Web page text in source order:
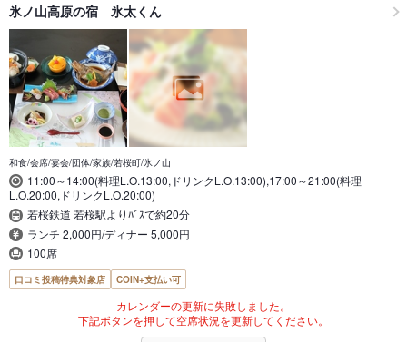
氷ノ山高原の宿 氷太くん
和食/会席/宴会/団体/家族/若桜町/氷ノ山
11:00～14:00(料理L.O.13:00,ドリンクL.O.13:00),17:00～21:00(料理
L.O.20:00,ドリンクL.O.20:00)
若桜鉄道 若桜駅よりﾊﾞｽで約20分
ランチ 2,000円/ディナー 5,000円
100席
口コミ投稿特典対象店 COIN+支払い可
カレンダーの更新に失敗しました。
下記ボタンを押して空席状況を更新してください。